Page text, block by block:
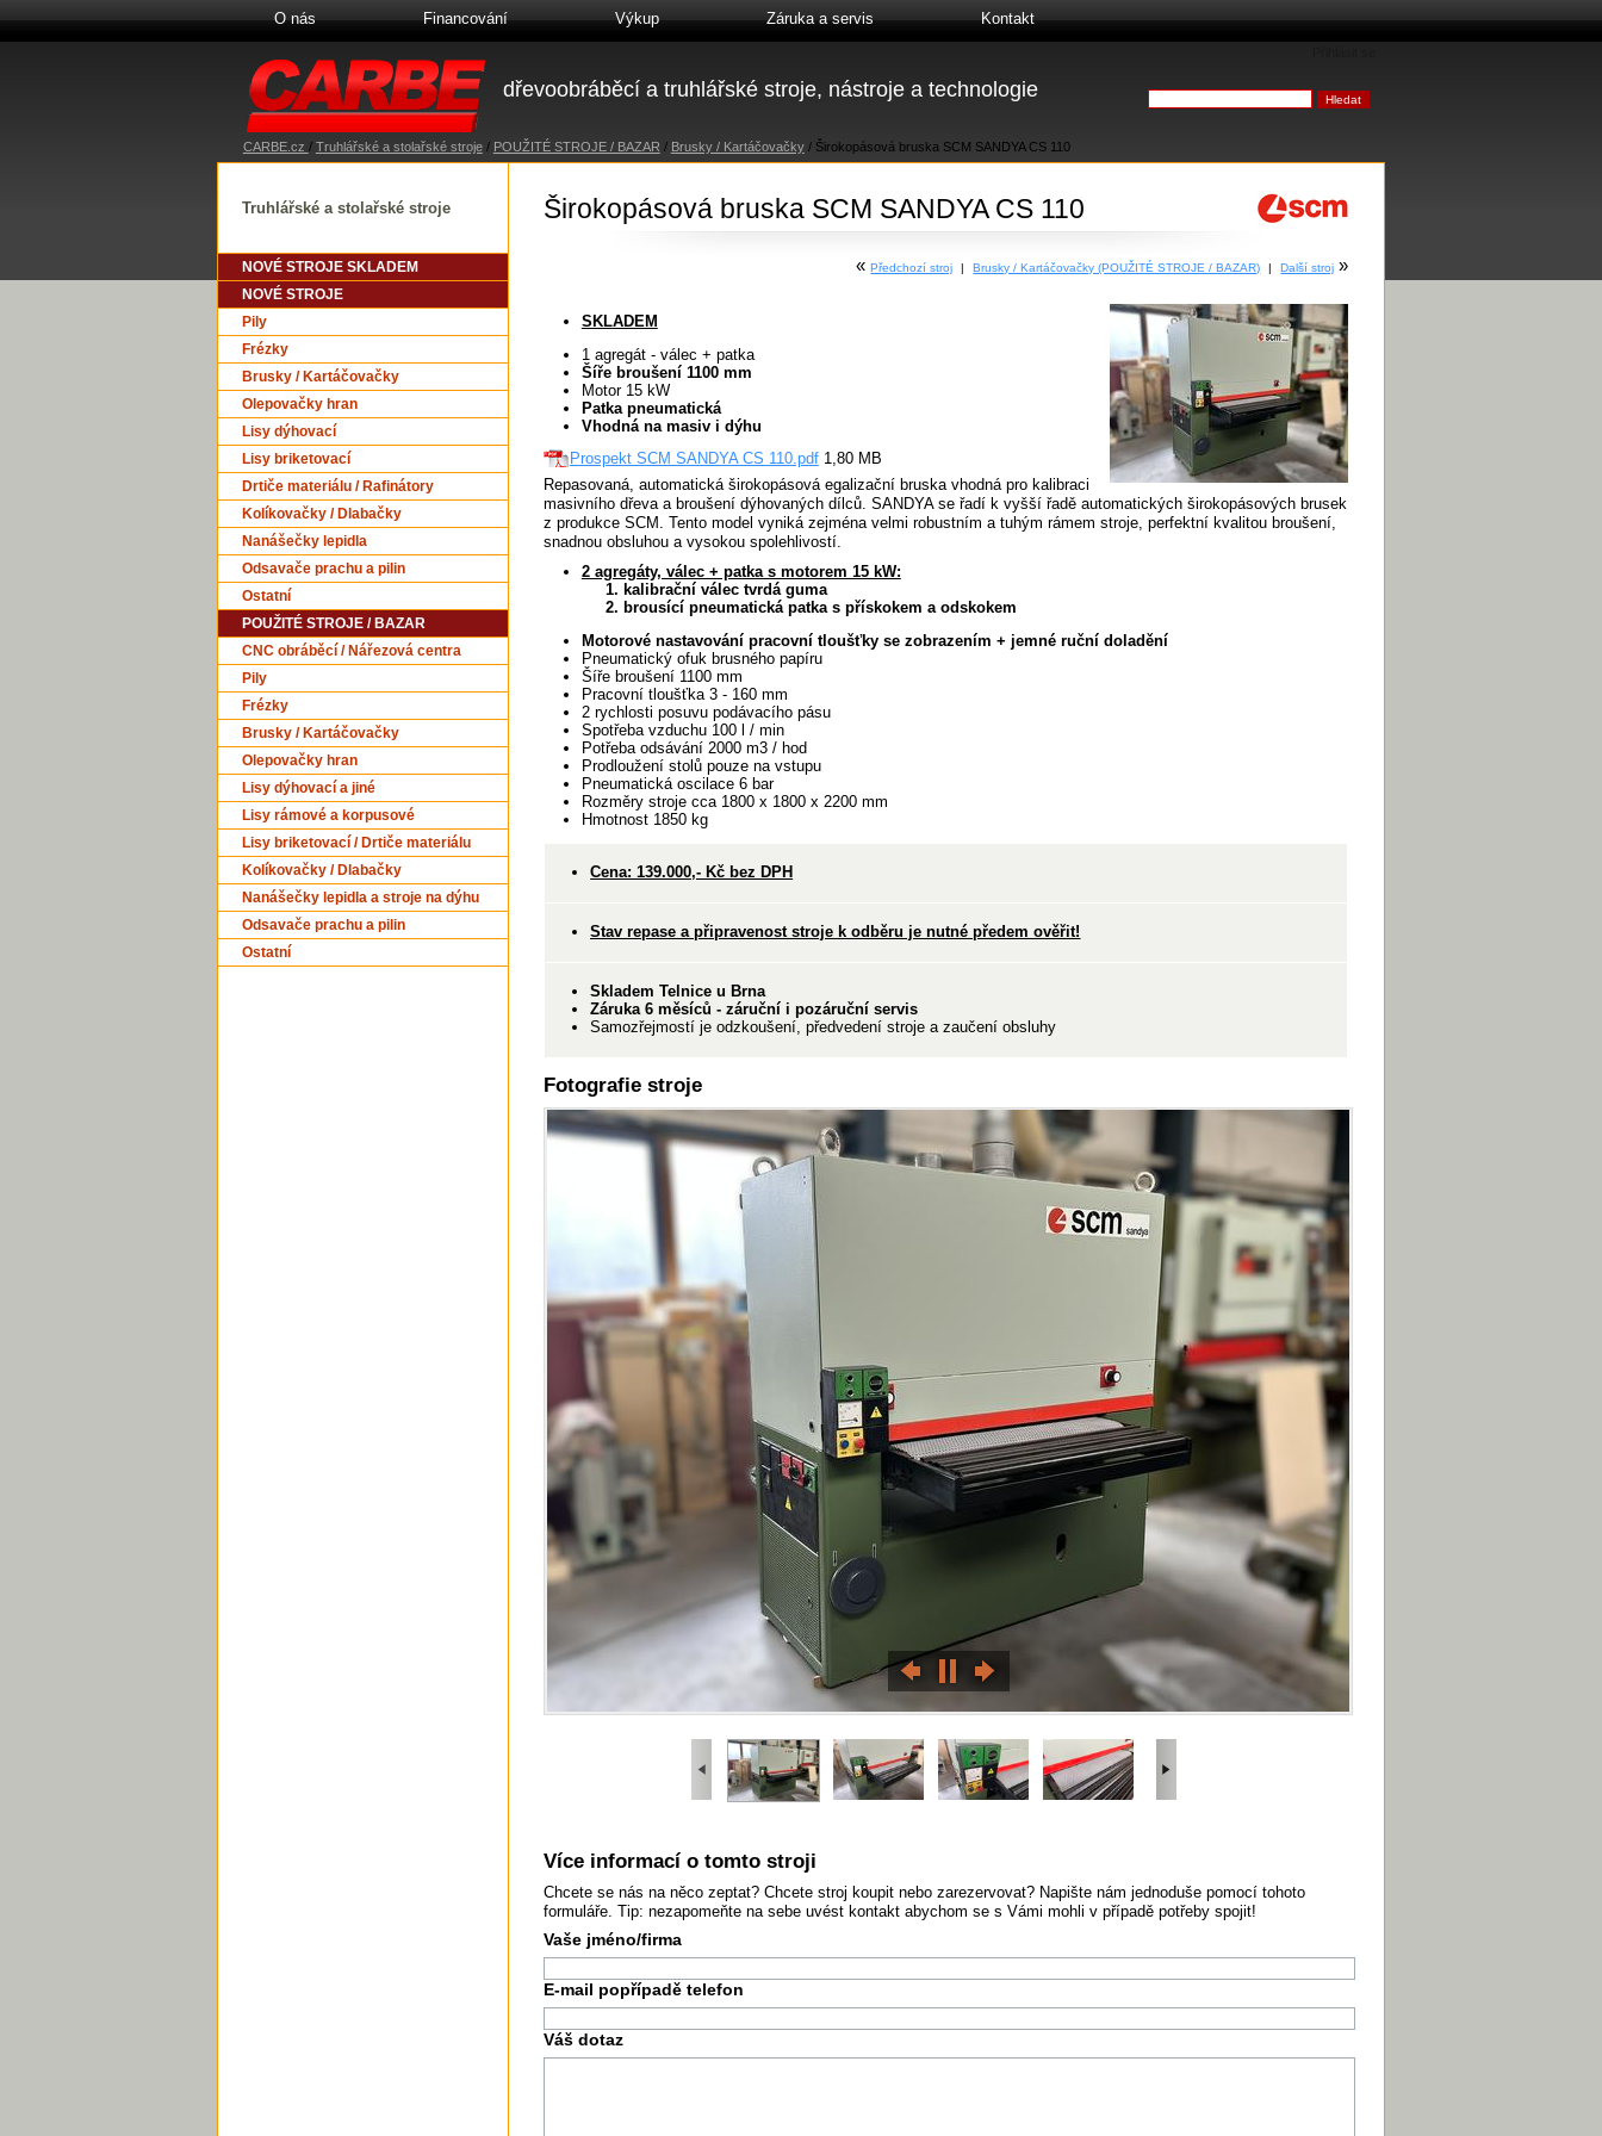
O nás Financování Výkup Záruka a servis Kontakt
dřevoobráběcí a truhlářské stroje, nástroje a technologie
CARBE.cz / Truhlářské a stolařské stroje / POUŽITÉ STROJE / BAZAR / Brusky / Kartáčovačky / Širokopásová bruska SCM SANDYA CS 110
Truhlářské a stolařské stroje
NOVÉ STROJE SKLADEM
NOVÉ STROJE
Pily
Frézky
Brusky / Kartáčovačky
Olepovačky hran
Lisy dýhovací
Lisy briketovací
Drtiče materiálu / Rafinátory
Kolíkovačky / Dlabačky
Nanášečky lepidla
Odsavače prachu a pilin
Ostatní
POUŽITÉ STROJE / BAZAR
CNC obráběcí / Nářezová centra
Pily
Frézky
Brusky / Kartáčovačky
Olepovačky hran
Lisy dýhovací a jiné
Lisy rámové a korpusové
Lisy briketovací / Drtiče materiálu
Kolíkovačky / Dlabačky
Nanášečky lepidla a stroje na dýhu
Odsavače prachu a pilin
Ostatní
Širokopásová bruska SCM SANDYA CS 110
«Předchozí stroj | Brusky / Kartáčovačky (POUŽITÉ STROJE / BAZAR) | Další stroj »
SKLADEM
1 agregát - válec + patka
Šíře broušení 1100 mm
Motor 15 kW
Patka pneumatická
Vhodná na masiv i dýhu
Prospekt SCM SANDYA CS 110.pdf1,80 MB
Repasovaná, automatická širokopásová egalizační bruska vhodná pro kalibraci
masivního dřeva a broušení dýhovaných dílců. SANDYA se řadí k vyšší řadě automatických širokopásových brusek
z produkce SCM. Tento model vyniká zejména velmi robustním a tuhým rámem stroje, perfektní kvalitou broušení,
snadnou obsluhou a vysokou spolehlivostí.
2 agregáty, válec + patka s motorem 15 kW:
1. kalibrační válec tvrdá guma
2. brousící pneumatická patka s přískokem a odskokem
Motorové nastavování pracovní tloušťky se zobrazením + jemné ruční doladění
Pneumatický ofuk brusného papíru
Šíře broušení 1100 mm
Pracovní tloušťka 3 - 160 mm
2 rychlosti posuvu podávacího pásu
Spotřeba vzduchu 100 l / min
Potřeba odsávání 2000 m3 / hod
Prodloužení stolů pouze na vstupu
Pneumatická oscilace 6 bar
Rozměry stroje cca 1800 x 1800 x 2200 mm
Hmotnost 1850 kg
Cena: 139.000,- Kč bez DPH
Stav repase a připravenost stroje k odběru je nutné předem ověřit!
Skladem Telnice u Brna
Záruka 6 měsíců - záruční i pozáruční servis
Samozřejmostí je odzkoušení, předvedení stroje a zaučení obsluhy
Fotografie stroje
Více informací o tomto stroji
Chcete se nás na něco zeptat? Chcete stroj koupit nebo zarezervovat? Napište nám jednoduše pomocí tohoto
formuláře. Tip: nezapomeňte na sebe uvést kontakt abychom se s Vámi mohli v případě potřeby spojit!
Vaše jméno/firma
E-mail popřípadě telefon
Váš dotaz